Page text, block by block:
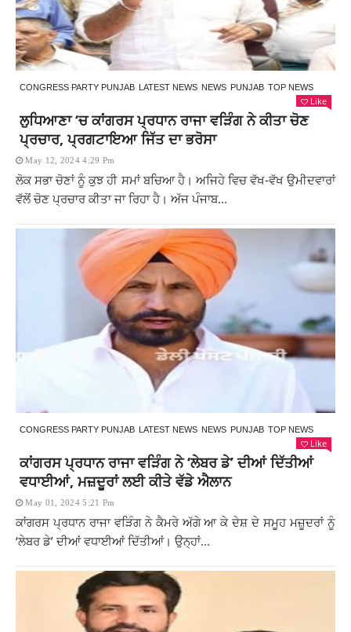
CONGRESS PARTY PUNJAB LATEST NEWS NEWS PUNJAB TOP NEWS
Like
ਲੁਧਿਆਣਾ ‘ਚ ਕਾਂਗਰਸ ਪ੍ਰਧਾਨ ਰਾਜਾ ਵੜਿੰਗ ਨੇ ਕੀਤਾ ਚੋਣ
ਪ੍ਰਚਾਰ, ਪ੍ਰਗਟਾਇਆ ਜਿੱਤ ਦਾ ਭਰੋਸਾ
May 12, 2024 4:29 Pm
ਲੋਕ ਸਭਾ ਚੋਣਾਂ ਨੂੰ ਕੁਝ ਹੀ ਸਮਾਂ ਬਚਿਆ ਹੈ। ਅਜਿਹੇ ਵਿਚ ਵੱਖ-ਵੱਖ ਉਮੀਦਵਾਰਾਂ
ਵੱਲੋਂ ਚੋਣ ਪ੍ਰਚਾਰ ਕੀਤਾ ਜਾ ਰਿਹਾ ਹੈ। ਅੱਜ ਪੰਜਾਬ...
CONGRESS PARTY PUNJAB LATEST NEWS NEWS PUNJAB TOP NEWS
Like
ਕਾਂਗਰਸ ਪ੍ਰਧਾਨ ਰਾਜਾ ਵੜਿੰਗ ਨੇ ‘ਲੇਬਰ ਡੇ’ ਦੀਆਂ ਦਿੱਤੀਆਂ
ਵਧਾਈਆਂ, ਮਜ਼ਦੂਰਾਂ ਲਈ ਕੀਤੇ ਵੱਡੇ ਐਲਾਨ
May 01, 2024 5:21 Pm
ਕਾਂਗਰਸ ਪ੍ਰਧਾਨ ਰਾਜਾ ਵੜਿੰਗ ਨੇ ਕੈਮਰੇ ਅੱਗੇ ਆ ਕੇ ਦੇਸ਼ ਦੇ ਸਮੂਹ ਮਜ਼ੂਦਰਾਂ ਨੂੰ
‘ਲੇਬਰ ਡੇ’ ਦੀਆਂ ਵਧਾਈਆਂ ਦਿੱਤੀਆਂ। ਉਨ੍ਹਾਂ...